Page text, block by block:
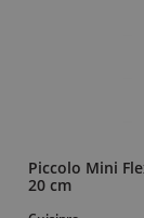
Piccolo Mini
20 cm